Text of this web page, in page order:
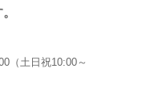
（土日祝10:00～